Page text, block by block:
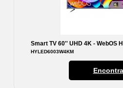
Smart TV 60'' UHD 4K - WebOS
HYLED6003W4KM